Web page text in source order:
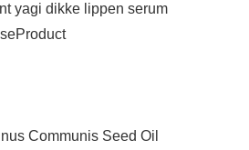
yagi dikke lippen serum
Communis Seed Oil